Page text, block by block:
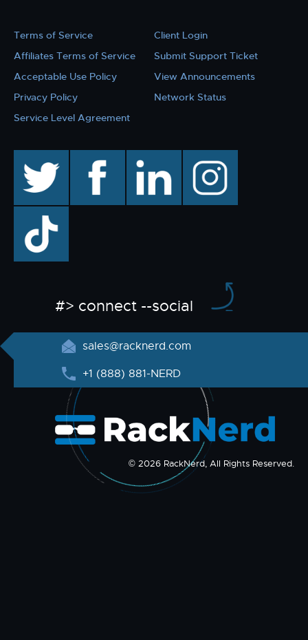
Terms of Service
Affiliates Terms of Service
Acceptable Use Policy
Privacy Policy
Service Level Agreement
Client Login
Submit Support Ticket
View Announcements
Network Status
facebook linkedin instagram
TikTok
#> connect --social
sales@racknerd.com
+1 (888) 881-NERD
© 2026 RackNerd, All Rights Reserved.